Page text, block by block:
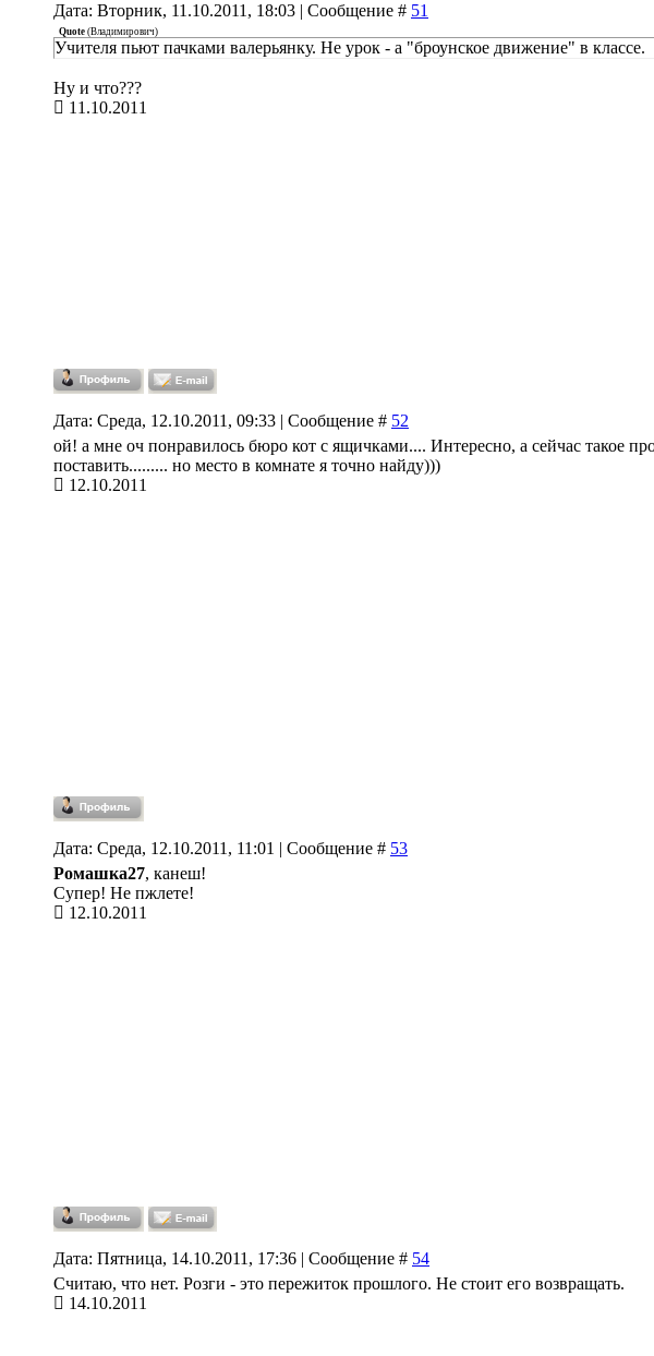
Дата: Вторник, 11.10.2011, 18:03 | Сообщение # 51
Quote (Владимирович)
Учителя пьют пачками валерьянку. Не урок - а "броунское движение" в классе.
Ну и что???
11.10.2011
Дата: Среда, 12.10.2011, 09:33 | Сообщение # 52
ой! а мне оч понравилось бюро кот с ящичками.... Интересно, а сейчас такое
поставить......... но место в комнате я точно найду)))
12.10.2011
Дата: Среда, 12.10.2011, 11:01 | Сообщение # 53
Ромашка27, канеш!
Супер! Не пжлете!
12.10.2011
Дата: Пятница, 14.10.2011, 17:36 | Сообщение # 54
Считаю, что нет. Розги - это пережиток прошлого. Не стоит его возвращать.
14.10.2011